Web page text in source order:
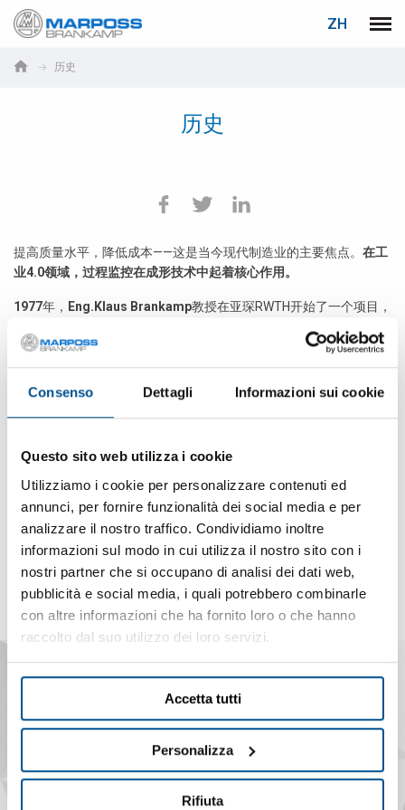
Consenso Dettagli Informazioni sui cookie
Questo sito web utilizza i cookie
Utilizziamo i cookie per personalizzare contenuti ed
annunci, per fornire funzionalità dei social media e per
analizzare il nostro traffico. Condividiamo inoltre
informazioni sul modo in cui utilizza il nostro sito con i
nostri partner che si occupano di analisi dei dati web,
pubblicità e social media, i quali potrebbero combinarle
con altre informazioni che ha fornito loro o che hanno
raccolto dal suo utilizzo dei loro servizi.
Accetta tutti
Personalizza
Rifiuta
Marposs
ZH
菜单
历史
历史
提高质量水平，降低成本——这是当今现代制造业的主要焦点。 在工
业4.0领域，过程监控在成形技术中起着核心作用。
1977年， Eng.Klaus Brankamp教授在亚琛RWTH开始了一个项目，
点，这项发明在当今世界被称为过程监控技术。
过电子测量系统、多机操作或休息或下班后的生产提供的积极支持
仅仅是想法，许多人认为实现这些想法是不可能的。
今天，没有过程监控的现代制造业是不可想象的，因为这项技术不
这种方式，可以限制或完全避免代价高昂的损害。成功证实了
Brankamp的地位——今天，全球各地都在使用来自德国埃尔克拉特
的55000多个过程监控系统。
MARPOSS Monitoring Solutions GmbH
21272 Egestorf, Germany
Italiano
Español
日本語 (Japanese)
中文 (Chinese)
登录 密码重置
如您尚未注册，可立即免费注册！ 点击此处！